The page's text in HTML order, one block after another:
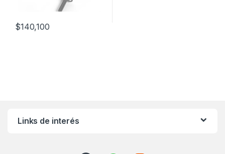
$140,100
Links de interés